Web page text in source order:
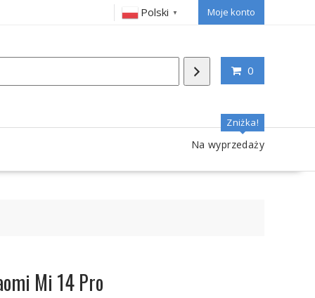
Polski ▼ Moje konto
0
Zniżka!
Na wyprzedaży
Mi 14 Pro